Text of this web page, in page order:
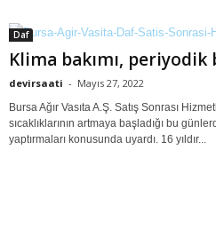
devirsaati - Nisan 1, 2022
İstanbul’da gerçekleştirilen 2021 yılı DAF
Ağır Vasıta, “Yılın Ulusal Bayisi” ve “Yılın
görüldü. 16 yıldır DAF ve Tırsan...
Genel